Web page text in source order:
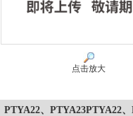
点击放大
PTYA22、PTYA23PTYA22